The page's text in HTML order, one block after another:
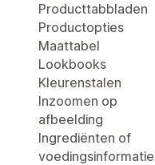
Producttabbladen
Productopties
Maattabel
Lookbooks
Kleurenstalen
Inzoomen op
afbeelding
Ingrediënten of
voedingsinformatie